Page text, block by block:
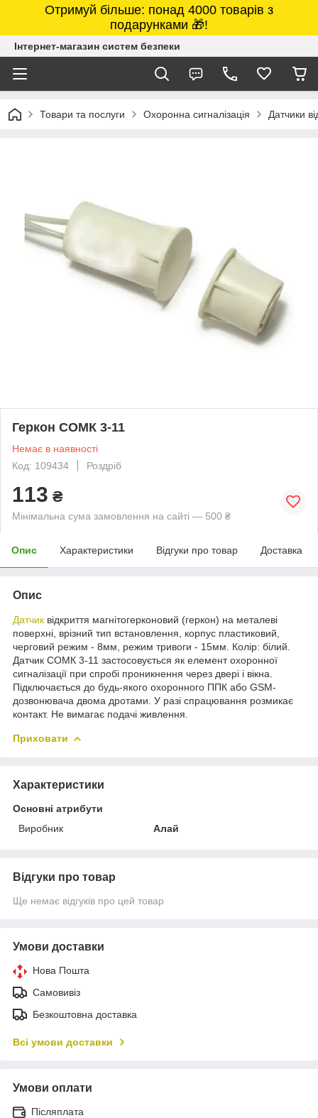
Отримуй більше: понад 4000 товарів з
подарунками 🎁!
Інтернет-магазин систем безпеки
Товари та послуги Охоронна сигналізація Датчики
Геркон СОМК 3-11
Немає в наявності
Код: 109434
Роздріб
113 ₴
Мінімальна сума замовлення на сайті — 500 ₴
Опис Характеристики Відгуки про товар Доставка
Опис
Датчик відкриття магнітогерконовий (геркон) на металеві
поверхні, врізний тип встановлення, корпус пластиковий,
черговий режим - 8мм, режим тривоги - 15мм. Колір: білий.
Датчик СОМК 3-11 застосовується як елемент охоронної
сигналізації при спробі проникнення через двері і вікна.
Підключається до будь-якого охоронного ППК або GSM-
дозвонювача двома дротами. У разі спрацювання розмикає
контакт. Не вимагає подачі живлення.
Приховати
Характеристики
Основні атрибути
Виробник
Алай
Відгуки про товар
Ще немає відгуків про цей товар
Умови доставки
Нова Пошта
Самовивіз
Безкоштовна доставка
Всі умови доставки
Умови оплати
Післяплата